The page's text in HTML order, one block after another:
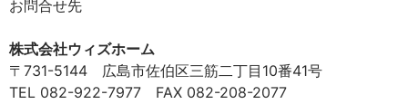
お問合せ先
株式会社ウィズホーム
〒731-5144 広島市佐伯区三筋二丁目10番41号
TEL 082-922-7977 FAX 082-208-2077